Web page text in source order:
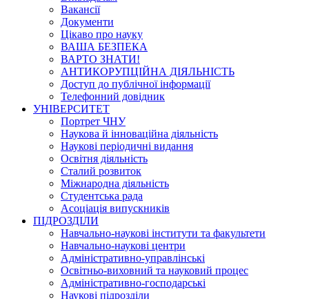
Вакансії
Документи
Цікаво про науку
ВАША БЕЗПЕКА
ВАРТО ЗНАТИ!
АНТИКОРУПЦІЙНА ДІЯЛЬНІСТЬ
Доступ до публічної інформації
Телефонний довідник
УНІВЕРСИТЕТ
Портрет ЧНУ
Наукова й інноваційна діяльність
Наукові періодичні видання
Освітня діяльність
Сталий розвиток
Міжнародна діяльність
Студентська рада
Асоціація випускників
ПІДРОЗДІЛИ
Навчально-наукові інститути та факультети
Навчально-наукові центри
Адміністративно-управлінські
Освітньо-виховний та науковий процес
Адміністративно-господарські
Наукові підрозділи